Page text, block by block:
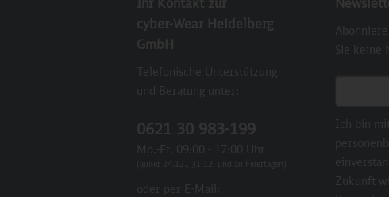
Ihr Kontakt zur
cyber-Wear Heidelberg
GmbH
Telefonische Unterstützung
und Beratung unter:
0621 30 983-199
Mo.-Fr. 09:00 - 17:00 Uhr
(außer 24.12., 31.12. und an Feiertagen)
oder per E-Mail:
Sie keine
Ich bin
Zukunft